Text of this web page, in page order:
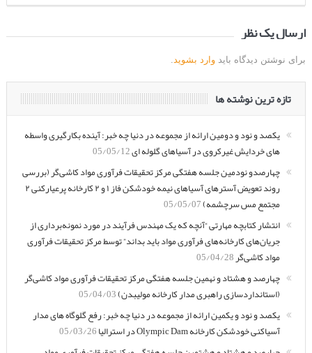
ارسال یک نظر
برای نوشتن دیدگاه باید وارد بشوید.
تازه ترین نوشته ها
یکصد و نود و دومین ارائه از مجموعه در دنیا چه خبر: آینده بکارگیری واسطه
های خردایش غیرکروی در آسیاهای گلوله ای05/05/12
چهارصدو نودمین جلسه هفتگی مرکز تحقیقات فرآوری مواد کاشی‌گر (بررسی
روند تعویض آسترهای آسیاهای نیمه خودشکن فاز ۱ و ۲ کارخانه پرعیارکنی ۲
مجتمع مس سرچشمه)05/05/07
انتشار کتابچه مهارتی “آنچه که یک مهندس فرآیند در مورد نمونه‌برداری از
جریان‌های کارخانه‌های فرآوری مواد باید بداند” توسط مرکز تحقیقات فرآوری
مواد کاشی‌گر05/04/28
چهارصد و هشتاد و نهمین جلسه هفتگی مرکز تحقیقات فرآوری مواد کاشی‌گر
(استانداردسازی راهبری مدار کارخانه مولیبدن)05/04/03
یکصد و نود و یکمین ارائه از مجموعه در دنیا چه خبر: رفع گلوگاه های مدار
آسیاکنی خودشکن کارخانه Olympic Dam در استرالیا
05/03/26